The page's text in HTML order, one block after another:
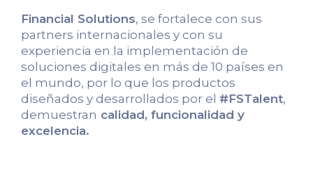
Financial Solutions, se fortalece con sus
partners internacionales y con su
experiencia en la implementación de
soluciones digitales en más de 10 países en
el mundo, por lo que los productos
diseñados y desarrollados por el #FSTalent,
demuestran calidad, funcionalidad y
excelencia.